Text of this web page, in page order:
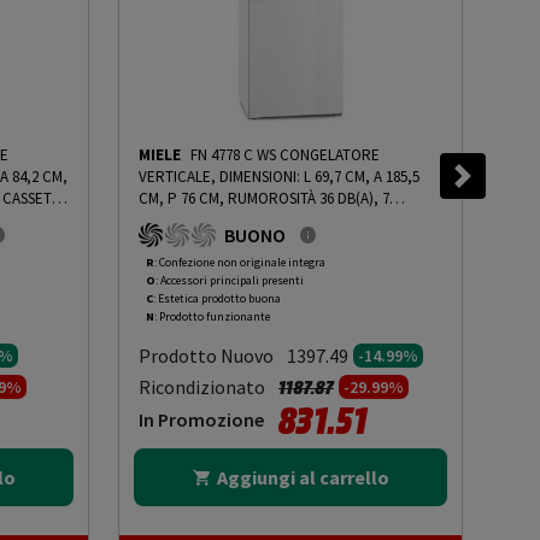
84,2 CM,
-
da
MIELE FN 4778 C WS CONGELATORE
VERTICALE, DIMENSIONI: L 69,7 CM, A 185,5
CM, P 76 CM, RUMOROSITÀ 36 DB(A), 7
CASSETTI, BIANCO, CLASSE C - PRMG
GRADING ROCN - 14.99% -PRMG GRADING
ROCN - 14.99%
BUONO
R: Confezione non originale integra
O: Accessori principali presenti
C: Estetica prodotto buona
N: Prodotto funzionante
Prodotto Nuovo 1397.49 -14.99%
Ricondizionato Prezzo ridotto da
1187.87a-29.99%
In Promozione 831.51
Aggiungi al carrello